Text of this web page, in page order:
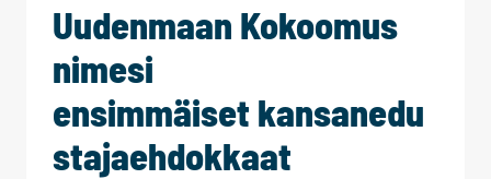
Uudenmaan Kokoomus
nimesi
ensimmäiset kansanedu
stajaehdokkaat